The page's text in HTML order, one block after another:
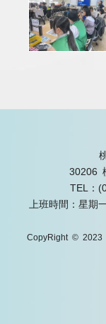
30206
TEL：
上班時間：星
CopyRight © 2023